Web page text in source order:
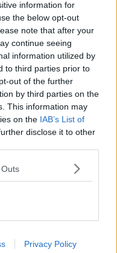
information for
the below opt-out
note that after your
continue seeing
information utilized by
to third parties prior to
out of the further
by third parties on the
This information may
on the IAB’s List of
disclose it to other
Privacy Policy
culture
dal G20
civile
guerra
internazionale
realtà
Turchia